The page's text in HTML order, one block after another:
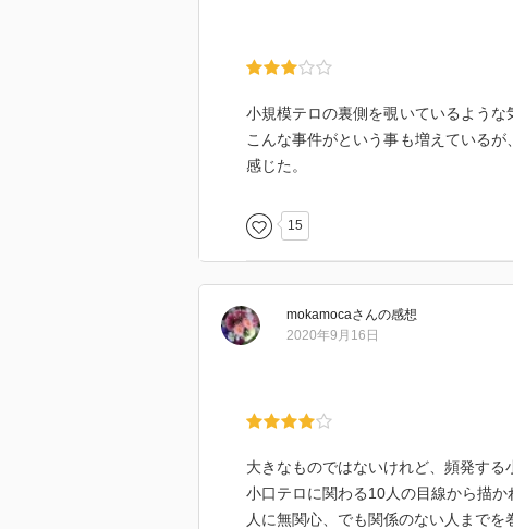
小規模テロの裏側を覗いているよう
こんな事件がという事も増えている
感じた。
15
mokamocaさんの感想
2020年9月16日
大きなものではないけれど、頻発する
小口テロに関わる10人の目線から描か
人に無関心、でも関係のない人までを